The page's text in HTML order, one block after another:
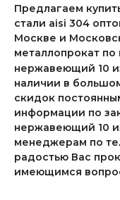
Предлагаем
стали aisi 304
Москве и
металлопрокат по
нержавеющий 10
наличии в
скидок
информации по
нержавеющий 10
менеджерам по
радостью Вас
имеющимся